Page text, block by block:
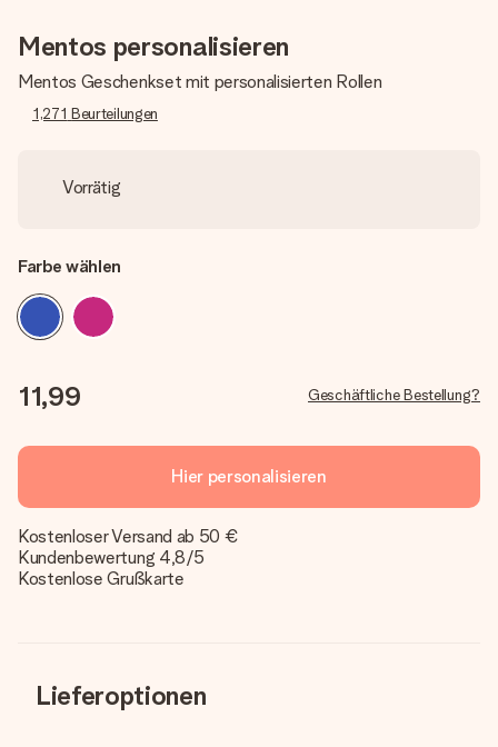
Mentos personalisieren
Mentos Geschenkset mit personalisierten Rollen
1,271 Beurteilungen
Vorrätig
Farbe wählen
11,99 Geschäftliche Bestellung?
Hier personalisieren
Kostenloser Versand ab 50 €
Kundenbewertung 4,8/5
Kostenlose Grußkarte
Lieferoptionen